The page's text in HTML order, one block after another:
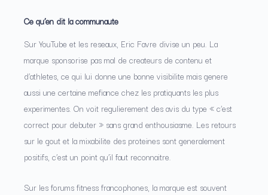
Ce qu’en dit la communaute
Sur YouTube et les reseaux, Eric Favre divise un peu. La
marque sponsorise pas mal de createurs de contenu et
d’athletes, ce qui lui donne une bonne visibilite mais genere
aussi une certaine mefiance chez les pratiquants les plus
experimentes. On voit regulierement des avis du type « c’est
correct pour debuter » sans grand enthousiasme. Les retours
sur le gout et la mixabilite des proteines sont generalement
positifs, c’est un point qu’il faut reconnaitre.
Sur les forums fitness francophones, la marque est souvent